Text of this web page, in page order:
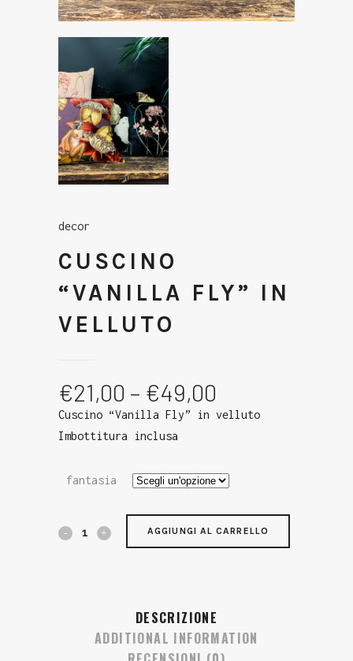
decor
CUSCINO
“VANILLA FLY” IN
VELLUTO
€21,00 – €49,00
Cuscino “Vanilla Fly” in velluto
Imbottitura inclusa
fantasia
AGGIUNGI AL CARRELLO
DESCRIZIONE
ADDITIONAL INFORMATION